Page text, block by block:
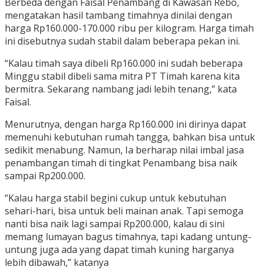
mengatakan hasil tambang timahnya dinilai dengan
harga Rp160.000-170.000 ribu per kilogram. Harga timah
ini disebutnya sudah stabil dalam beberapa pekan ini.
“Kalau timah saya dibeli Rp160.000 ini sudah beberapa
Minggu stabil dibeli sama mitra PT Timah karena kita
bermitra. Sekarang nambang jadi lebih tenang,” kata
Faisal.
Menurutnya, dengan harga Rp160.000 ini dirinya dapat
memenuhi kebutuhan rumah tangga, bahkan bisa untuk
sedikit menabung. Namun, Ia berharap nilai imbal jasa
penambangan timah di tingkat Penambang bisa naik
sampai Rp200.000.
“Kalau harga stabil begini cukup untuk kebutuhan
sehari-hari, bisa untuk beli mainan anak. Tapi semoga
nanti bisa naik lagi sampai Rp200.000, kalau di sini
memang lumayan bagus timahnya, tapi kadang untung-
untung juga ada yang dapat timah kuning harganya
lebih dibawah,” katanya